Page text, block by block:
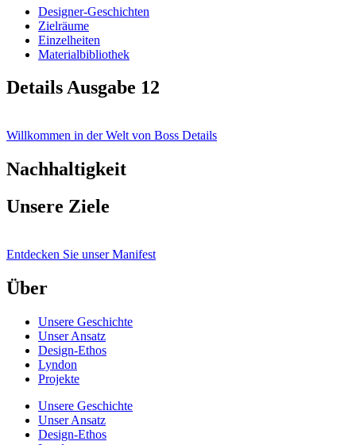
Designer-Geschichten
Zielräume
Einzelheiten
Materialbibliothek
Details Ausgabe 12
Willkommen in der Welt von Boss Details
Nachhaltigkeit
Unsere Ziele
Entdecken Sie unser Manifest
Über
Unsere Geschichte
Unser Ansatz
Design-Ethos
Lyndon
Projekte
Unsere Geschichte
Unser Ansatz
Design-Ethos